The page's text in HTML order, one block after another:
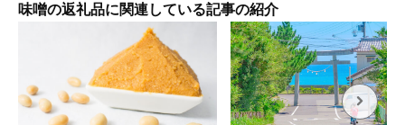
味噌の返礼品に関連している記事の紹介